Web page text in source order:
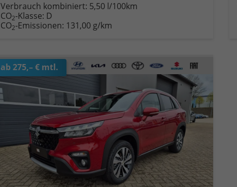
Verbrauch kombiniert: 5,50 l/100km
CO2-Klasse: D
CO2-Emissionen: 131,00 g/km
ab 275,– € mtl.